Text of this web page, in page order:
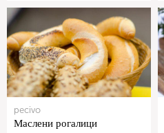
pecivo
Маслени рогалици